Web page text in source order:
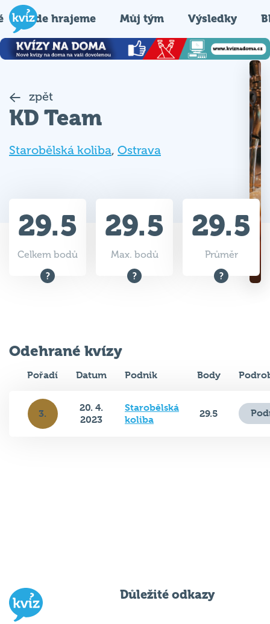
Kde hrajeme Můj tým Výsledky
zpět
KD Team
Starobělská koliba, Ostrava
29.5
Celkem bodů
29.5
Max. bodů
29.5
Průměr
Odehrané kvízy
Pořadí Datum Podnik Body
3.
20. 4.
2023
Starobělská
koliba
29.5
Důležité odkazy